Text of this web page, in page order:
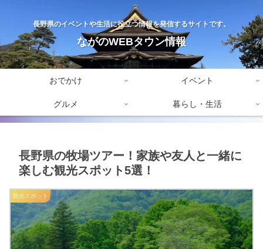
長野県のイベントや生活に役立つ情報を発信するサイトです。
ながのWEBタウン情報
おでかけ イベント
グルメ 暮らし・生活
長野県の牧場ツアー！家族や友人と一緒に
楽しむ観光スポット5選！
観光スポット